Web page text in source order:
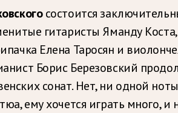
состоится
гитаристы Яманду
Елена Таросян и
Борис Березовский
сонат. Нет, ни одной
ему хочется играть много,